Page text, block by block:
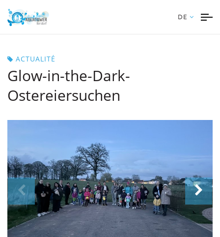
DE
ACTUALITÉ
Glow-in-the-Dark-
Ostereiersuchen